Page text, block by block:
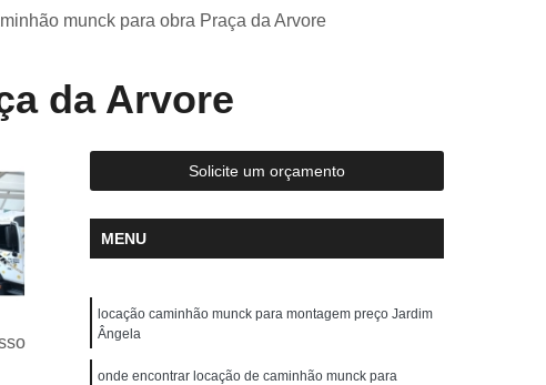
Locação de Caminhão Munck para Obra
Locação de Guindaste com Operador
Locação de Guindaste para Construção Civil
Locação de Guindastes para Içamento de Carga
de Galpão
Remoção de Máquinas Dobradeiras
Remoção de Máquinas Industriais
munck para obra Praça da Arvore
da Arvore
Solicite um orçamento
MENU
locação caminhão munck para montagem preço Jardim
Ângela
onde encontrar locação de caminhão munck para